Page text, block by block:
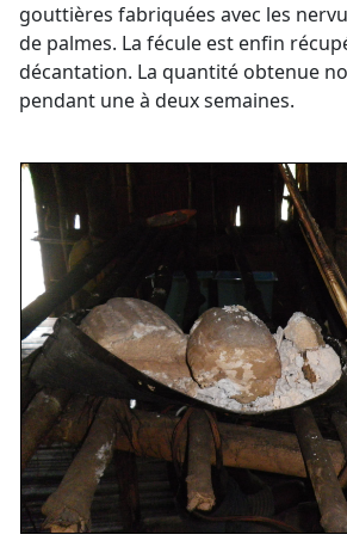
gouttières fabriquées avec les
de palmes. La fécule est enfin
décantation. La quantité obtenue
pendant une à deux semaines.